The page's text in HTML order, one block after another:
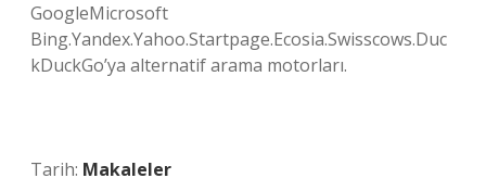
GoogleMicrosoft
Bing.Yandex.Yahoo.Startpage.Ecosia.Swisscows.Duc
kDuckGo’ya alternatif arama motorları.
Tarih: Makaleler